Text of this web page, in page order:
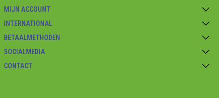
MIJN ACCOUNT
INTERNATIONAL
BETAALMETHODEN
SOCIALMEDIA
CONTACT